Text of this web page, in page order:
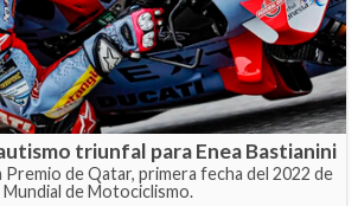
triunfal para Enea Bastianini
Premio de Qatar, primera fecha del 2022 de
de Motociclismo.